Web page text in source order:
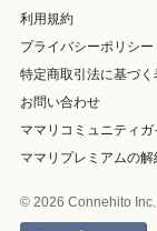
利用規約
プライバシーポリシー
特定商取引法に基づく
お問い合わせ
ママリコミュニティガ
ママリプレミアムの解
© 2026 Connehito Inc.